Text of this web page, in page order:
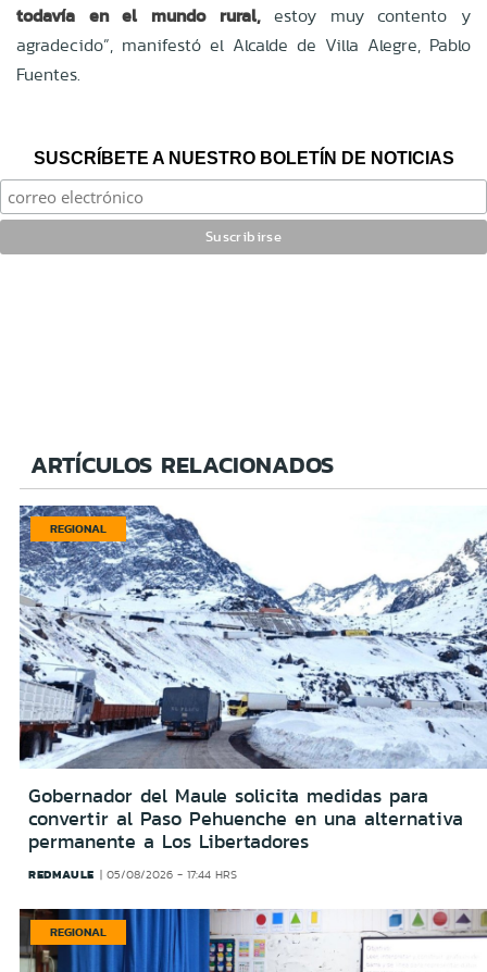
todavía en el mundo rural,estoy muy contento y
agradecido”, manifestó el Alcalde de Villa Alegre, Pablo
Fuentes.
SUSCRÍBETE A NUESTRO BOLETÍN DE NOTICIAS
ARTÍCULOS RELACIONADOS
REGIONAL
Gobernador del Maule solicita medidas para
convertir al Paso Pehuenche en una alternativa
permanente a Los Libertadores
REDMAULE 05/08/2026 - 17:44 HRS
REGIONAL